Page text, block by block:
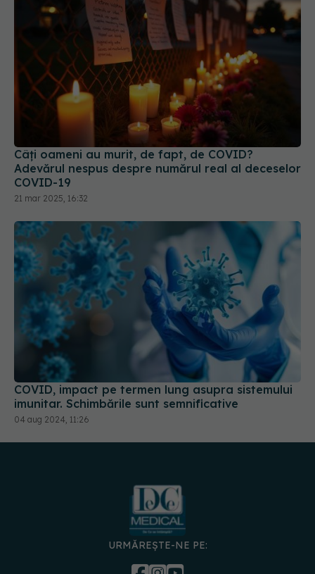
Câți oameni au murit, de fapt, de COVID?
Adevărul nespus despre numărul real al deceselor
COVID-19
21 mar 2025, 16:32
COVID, impact pe termen lung asupra sistemului
imunitar. Schimbările sunt semnificative
04 aug 2024, 11:26
URMĂREȘTE-NE PE: